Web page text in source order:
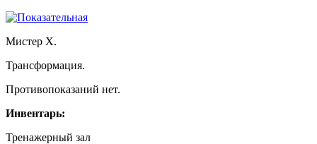
Мистер Х.
Трансформация.
Противопоказаний нет.
Инвентарь:
Тренажерный зал